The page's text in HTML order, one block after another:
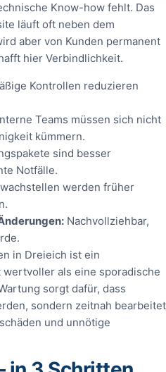
Know-how fehlt. Das
läuft oft neben dem
aber von Kunden permanent
hier Verbindlichkeit.
Kontrollen reduzieren
Teams müssen sich nicht
kümmern.
sind besser
Notfälle.
werden früher
Nachvollziehbar,
in Dreieich ist ein
als eine sporadische
sorgt dafür, dass
sondern zeitnah bearbeitet
und unnötige